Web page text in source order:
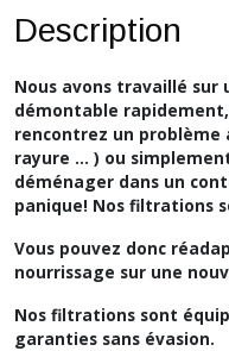
Description
Nous avons travaillé
démontable
rencontrez un problème
rayure ... ) ou
déménager dans un
panique! Nos filtrations
Vous pouvez donc
nourrissage sur une
Nos filtrations sont
garanties sans évasion.